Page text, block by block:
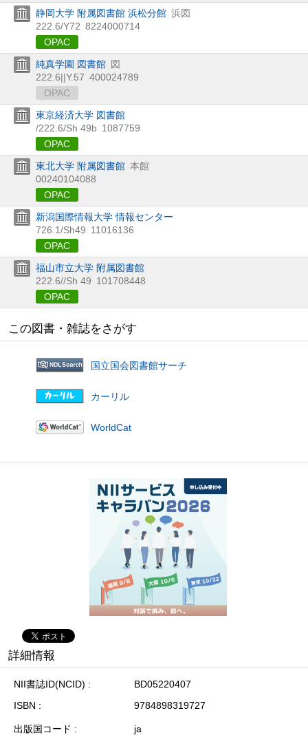
静岡大学 附属図書館 浜松分館 浜図
222.6/Y72 8224000714
OPAC
純真学園 図書館 図
222.6||Y.57 400024789
OPAC
東京経済大学 図書館
/222.6/Sh 49b 1087759
OPAC
東北大学 附属図書館 本館
00240104088
OPAC
新潟国際情報大学 情報センター
726.1/Sh49 11016136
OPAC
福山市立大学 附属図書館
222.6//Sh 49 101708448
OPAC
この図書・雑誌をさがす
国立国会図書館サーチ
カーリル
WorldCat
詳細情報
NII書誌ID(NCID)
BD05220407
ISBN
9784898319727
出版国コード
ja